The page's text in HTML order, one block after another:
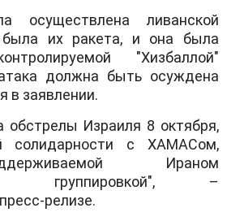
осуществлена ливанской
была их ракета, и она была
"Хизбаллой"
должна быть осуждена
в заявлении.
обстрелы Израиля 8 октября,
солидарности с ХАМАСом,
Ираном
группировкой", –
релизе.